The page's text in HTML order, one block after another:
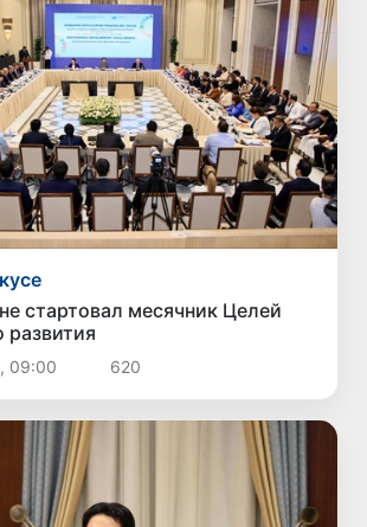
стартовал месячник Целей
развития
09:00 620